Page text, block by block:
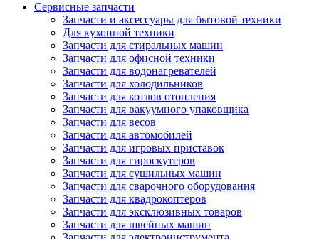
Сервисные запчасти
Запчасти и аксессуары для бытовой техники
Для кухонной техники
Запчасти для стиральных машин
Запчасти для офисной техники
Запчасти для водонагревателей
Запчасти для холодильников
Запчасти для котлов отопления
Запчасти для вакуумного упаковщика
Запчасти для весов
Запчасти для автомобилей
Запчасти для игровых приставок
Запчасти для гироскутеров
Запчасти для сушильных машин
Запчасти для сварочного оборудования
Запчасти для квадрокоптеров
Запчасти для эксклюзивных товаров
Запчасти для швейных машин